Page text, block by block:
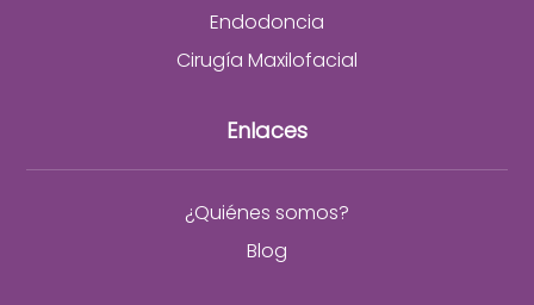
Endodoncia
Cirugía Maxilofacial
Enlaces
¿Quiénes somos?
Blog